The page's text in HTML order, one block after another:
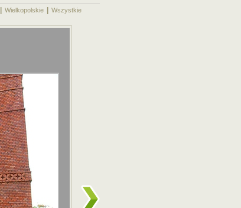
Wielkopolskie Wszystkie